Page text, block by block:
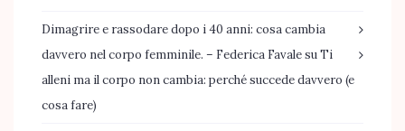
Dimagrire e rassodare dopo i 40 anni: cosa cambia
davvero nel corpo femminile. – Federica FavalesuTi
alleni ma il corpo non cambia: perché succede davvero (e
cosa fare)